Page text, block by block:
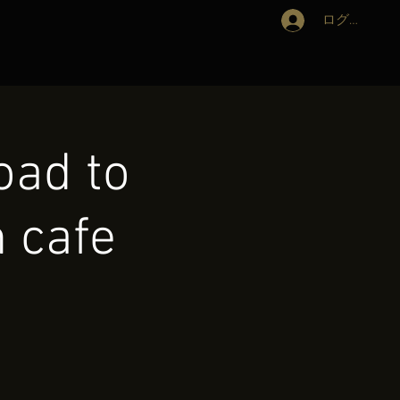
ログイン
to
cafe